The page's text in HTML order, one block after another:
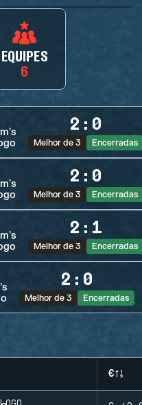
EQUIPES
6
2 : 0
Melhor de 3 Encerradas
2 : 0
Melhor de 3 Encerradas
2 : 1
Melhor de 3 Encerradas
2 : 0
Melhor de 3 Encerradas
€